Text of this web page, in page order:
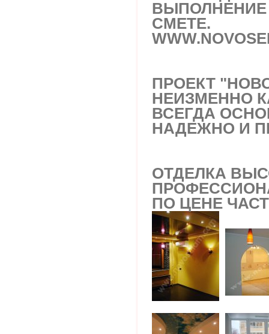
ВЫПОЛНЕНИЕ
СМЕТЕ.
ПРОЕКТ
НЕИЗМЕННО
ВСЕГДА
НАДЕЖНО И
ОТДЕЛКА
ПО ЦЕНЕ